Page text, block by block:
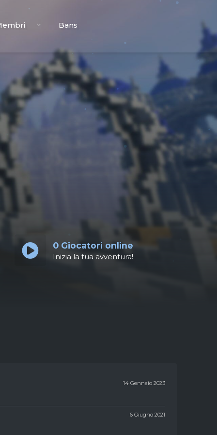
Bans
0 Giocatori online
Inizia la tua avventura!
14 Gennaio 2023
6 Giugno 2021